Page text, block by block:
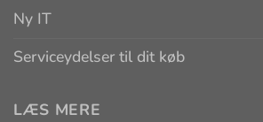
Ny IT
Serviceydelser til dit køb
LÆS MERE